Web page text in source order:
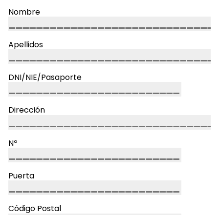
Nombre
Apellidos
DNI/NIE/Pasaporte
Dirección
Nº
Puerta
Código Postal